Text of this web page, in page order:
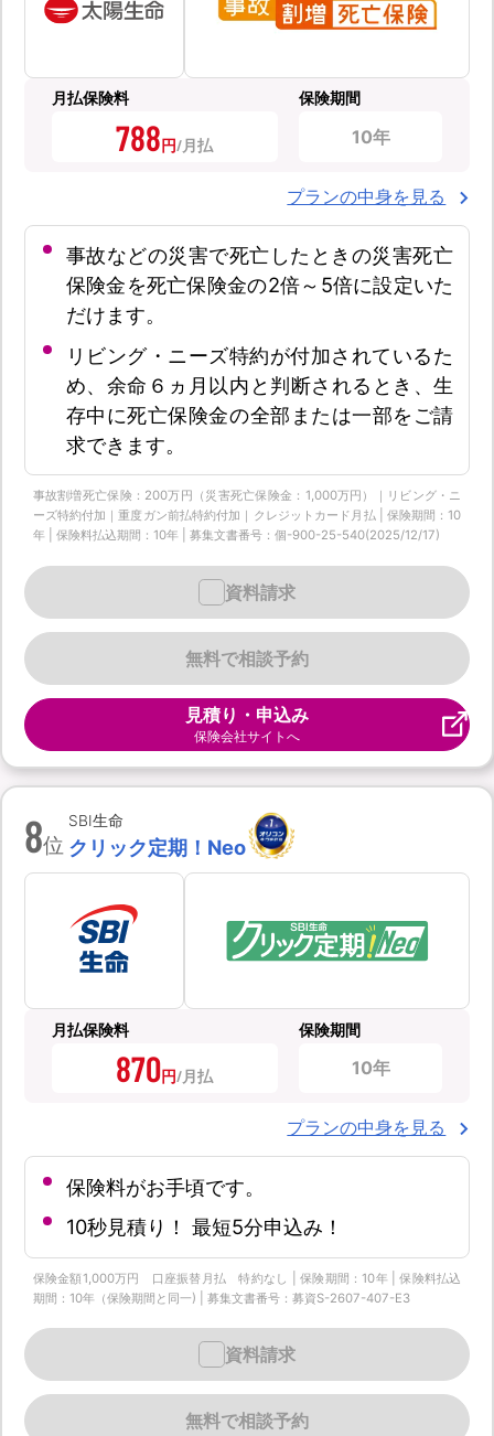
月払保険料
788円
保険期間
10年
プランの中身を見る
事故などの災害で死亡したときの災害死亡
保険金を死亡保険金の2倍～5倍に設定いた
だけます。
リビング・ニーズ特約が付加されているた
め、余命６ヵ月以内と判断されるとき、生
存中に死亡保険金の全部または一部をご請
求できます。
事故割増死亡保険：200万円（災害死亡保険金：1,000万円）｜リビング・ニ
ーズ特約付加｜重度ガン前払特約付加｜クレジットカード月払 | 保険期間：10
年 | 保険料払込期間：10年 | 募集文書番号：個-900-25-540(2025/12/17)
無料で相談予約
資料請求
見積り・申込み
保険会社サイトへ
8位
SBI生命
クリック定期！Neo
月払保険料
870円
保険期間
10年
プランの中身を見る
保険料がお手頃です。
10秒見積り！ 最短5分申込み！
保険金額1,000万円 口座振替月払 特約なし | 保険期間：10年 | 保険料払込
期間：10年（保険期間と同一) | 募集文書番号：募資S-2607-407-E3
無料で相談予約
資料請求